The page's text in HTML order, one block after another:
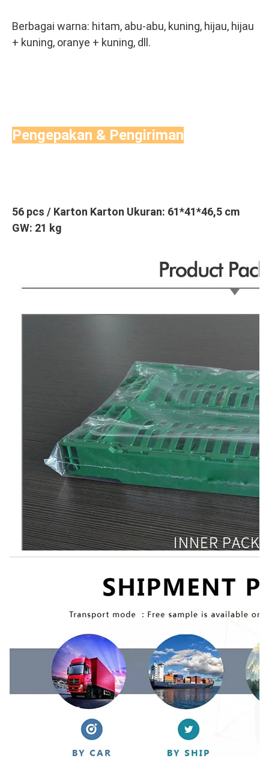
Berbagai warna: hitam, abu-abu, kuning, hijau, hijau
+ kuning, oranye + kuning, dll.
Pengepakan & Pengiriman
56 pcs / Karton Karton Ukuran: 61*41*46,5 cm
GW: 21 kg